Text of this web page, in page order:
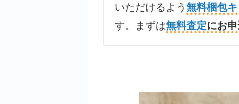
いただけるよう 無料梱包キ
す。まずは無料査定にお